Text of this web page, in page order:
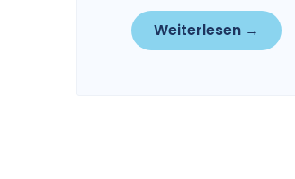
Weiterlesen →